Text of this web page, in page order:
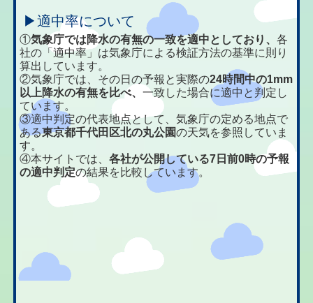
▶適中率について
①気象庁では降水の有無の一致を適中としており、各
社の「適中率」は気象庁による検証方法の基準に則り
算出しています。
②気象庁では、その日の予報と実際の24時間中の1mm
以上降水の有無を比べ、一致した場合に適中と判定し
ています。
③適中判定の代表地点として、気象庁の定める地点で
ある東京都千代田区北の丸公園の天気を参照していま
す。
④本サイトでは、各社が公開している7日前0時の予報
の適中判定の結果を比較しています。